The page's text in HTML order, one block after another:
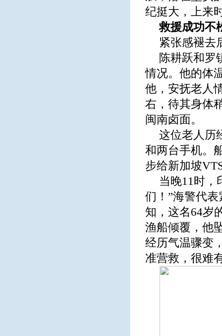
纪挺大，上来
救援成功不
紧张感褪去
陈耕跃和罗
情况。他的体
他，安抚老人
右，待其身体
闽南卤面。
这位老人历
和两台手机。
步给新加坡
当晚11时，
们！”海警代
知，这名64岁
渔船倾覆，他
经历气温骤变
准营救，很难